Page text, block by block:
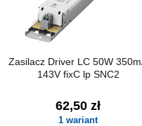
Zasilacz Driver LC 50W
143V fixC lp SNC2
62,50 zł
1 wariant